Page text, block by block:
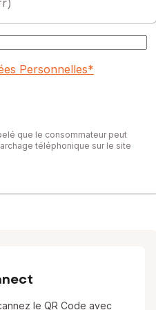
Personnelles*
que le consommateur peut
téléphonique sur le site
le QR Code avec